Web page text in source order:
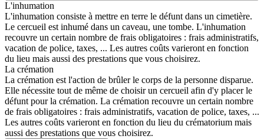
L'inhumation
L'inhumation consiste à mettre en terre le défunt dans un cimetière.
Le cercueil est inhumé dans un caveau, une tombe. L'inhumation
recouvre un certain nombre de frais obligatoires : frais administratifs,
vacation de police, taxes, ... Les autres coûts varieront en fonction
du lieu mais aussi des prestations que vous choisirez.
La crémation
La crémation est l'action de brûler le corps de la personne disparue.
Elle nécessite tout de même de choisir un cercueil afin d'y placer le
défunt pour la crémation. La crémation recouvre un certain nombre
de frais obligatoires : frais administratifs, vacation de police, taxes, ...
Les autres coûts varieront en fonction du lieu du crématorium mais
aussi des prestations que vous choisirez.